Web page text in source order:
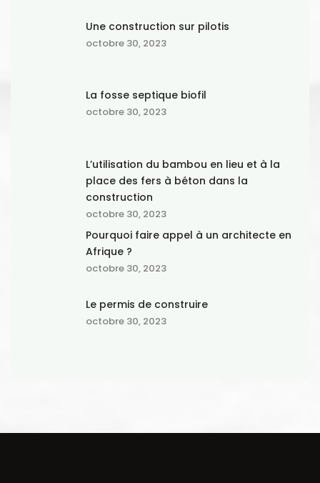
Une construction sur pilotis
octobre 30, 2023
La fosse septique biofil
octobre 30, 2023
L’utilisation du bambou en lieu et à la
place des fers à béton dans la
construction
octobre 30, 2023
Pourquoi faire appel à un architecte en
Afrique ?
octobre 30, 2023
Le permis de construire
octobre 30, 2023